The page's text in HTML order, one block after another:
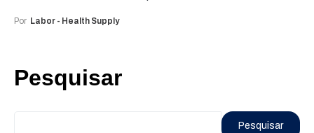
Por Labor - Health Supply
Pesquisar
Pesquisar